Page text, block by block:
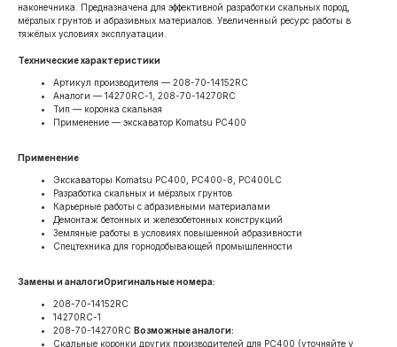
наконечника. Предназначена для эффективной разработки скальных пород,
мёрзлых грунтов и абразивных материалов. Увеличенный ресурс работы в
тяжёлых условиях эксплуатации.
Технические характеристики
Артикул производителя — 208-70-14152RC
Аналоги — 14270RC-1, 208-70-14270RC
Тип — коронка скальная
Применение — экскаватор Komatsu PC400
Применение
Экскаваторы Komatsu PC400, PC400-8, PC400LC
Разработка скальных и мёрзлых грунтов
Карьерные работы с абразивными материалами
Демонтаж бетонных и железобетонных конструкций
Земляные работы в условиях повышенной абразивности
Спецтехника для горнодобывающей промышленности
Замены и аналогиОригинальные номера:
208-70-14152RC
14270RC-1
208-70-14270RC Возможные аналоги:
Скальные коронки других производителей для PC400 (уточняйте у